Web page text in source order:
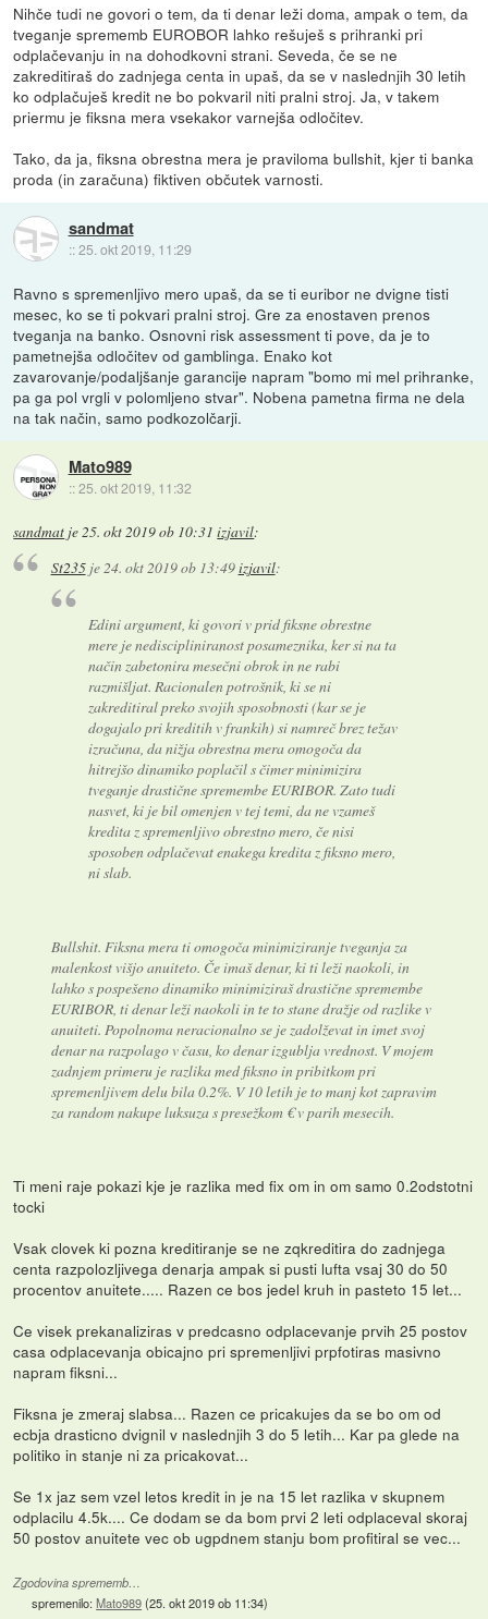
Nihče tudi ne govori o tem, da ti denar leži doma, ampak o tem, da
tveganje sprememb EUROBOR lahko rešuješ s prihranki pri
odplačevanju in na dohodkovni strani. Seveda, če se ne
zakreditiraš do zadnjega centa in upaš, da se v naslednjih 30 letih
ko odplačuješ kredit ne bo pokvaril niti pralni stroj. Ja, v takem
priermu je fiksna mera vsekakor varnejša odločitev.
Tako, da ja, fiksna obrestna mera je praviloma bullshit, kjer ti banka
proda (in zaračuna) fiktiven občutek varnosti.
sandmat
::25. okt 2019, 11:29
Ravno s spremenljivo mero upaš, da se ti euribor ne dvigne tisti
mesec, ko se ti pokvari pralni stroj. Gre za enostaven prenos
tveganja na banko. Osnovni risk assessment ti pove, da je to
pametnejša odločitev od gamblinga. Enako kot
zavarovanje/podaljšanje garancije napram "bomo mi mel prihranke,
pa ga pol vrgli v polomljeno stvar". Nobena pametna firma ne dela
na tak način, samo podkozolčarji.
Mato989
::25. okt 2019, 11:32
sandmat je 25. okt 2019 ob 10:31 izjavil:
St235je24. okt 2019 ob 13:49izjavil:
Edini argument, ki govori v prid fiksne obrestne
mere je nediscipliniranost posameznika, ker si na ta
način zabetonira mesečni obrok in ne rabi
razmišljat. Racionalen potrošnik, ki se ni
zakreditiral preko svojih sposobnosti (kar se je
dogajalo pri kreditih v frankih) si namreč brez težav
izračuna, da nižja obrestna mera omogoča da
hitrejšo dinamiko poplačil s čimer minimizira
tveganje drastične spremembe EURIBOR. Zato tudi
nasvet, ki je bil omenjen v tej temi, da ne vzameš
kredita z spremenljivo obrestno mero, če nisi
sposoben odplačevat enakega kredita z fiksno mero,
ni slab.
Bullshit. Fiksna mera ti omogoča minimiziranje tveganja za
malenkost višjo anuiteto. Če imaš denar, ki ti leži naokoli, in
lahko s pospešeno dinamiko minimiziraš drastične spremembe
EURIBOR, ti denar leži naokoli in te to stane dražje od razlike v
anuiteti. Popolnoma neracionalno se je zadolževat in imet svoj
denar na razpolago v času, ko denar izgublja vrednost. V mojem
zadnjem primeru je razlika med fiksno in pribitkom pri
spremenljivem delu bila 0.2%. V 10 letih je to manj kot zapravim
za random nakupe luksuza s presežkom € v parih mesecih.
Ti meni raje pokazi kje je razlika med fix om in om samo 0.2odstotni
tocki
Vsak clovek ki pozna kreditiranje se ne zqkreditira do zadnjega
centa razpolozljivega denarja ampak si pusti lufta vsaj 30 do 50
procentov anuitete..... Razen ce bos jedel kruh in pasteto 15 let...
Ce visek prekanaliziras v predcasno odplacevanje prvih 25 postov
casa odplacevanja obicajno pri spremenljivi prpfotiras masivno
napram fiksni...
Fiksna je zmeraj slabsa... Razen ce pricakujes da se bo om od
ecbja drasticno dvignil v naslednjih 3 do 5 letih... Kar pa glede na
politiko in stanje ni za pricakovat...
Se 1x jaz sem vzel letos kredit in je na 15 let razlika v skupnem
odplacilu 4.5k.... Ce dodam se da bom prvi 2 leti odplaceval skoraj
50 postov anuitete vec ob ugpdnem stanju bom profitiral se vec...
Zgodovina sprememb…
spremenilo:Mato989(25. okt 2019 ob 11:34)